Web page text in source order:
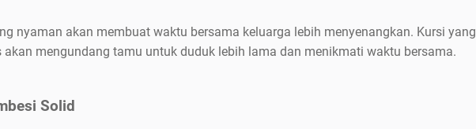
nyaman akan membuat waktu bersama keluarga lebih menyenangkan. Kursi yang
mengundang tamu untuk duduk lebih lama dan menikmati waktu bersama.
Solid